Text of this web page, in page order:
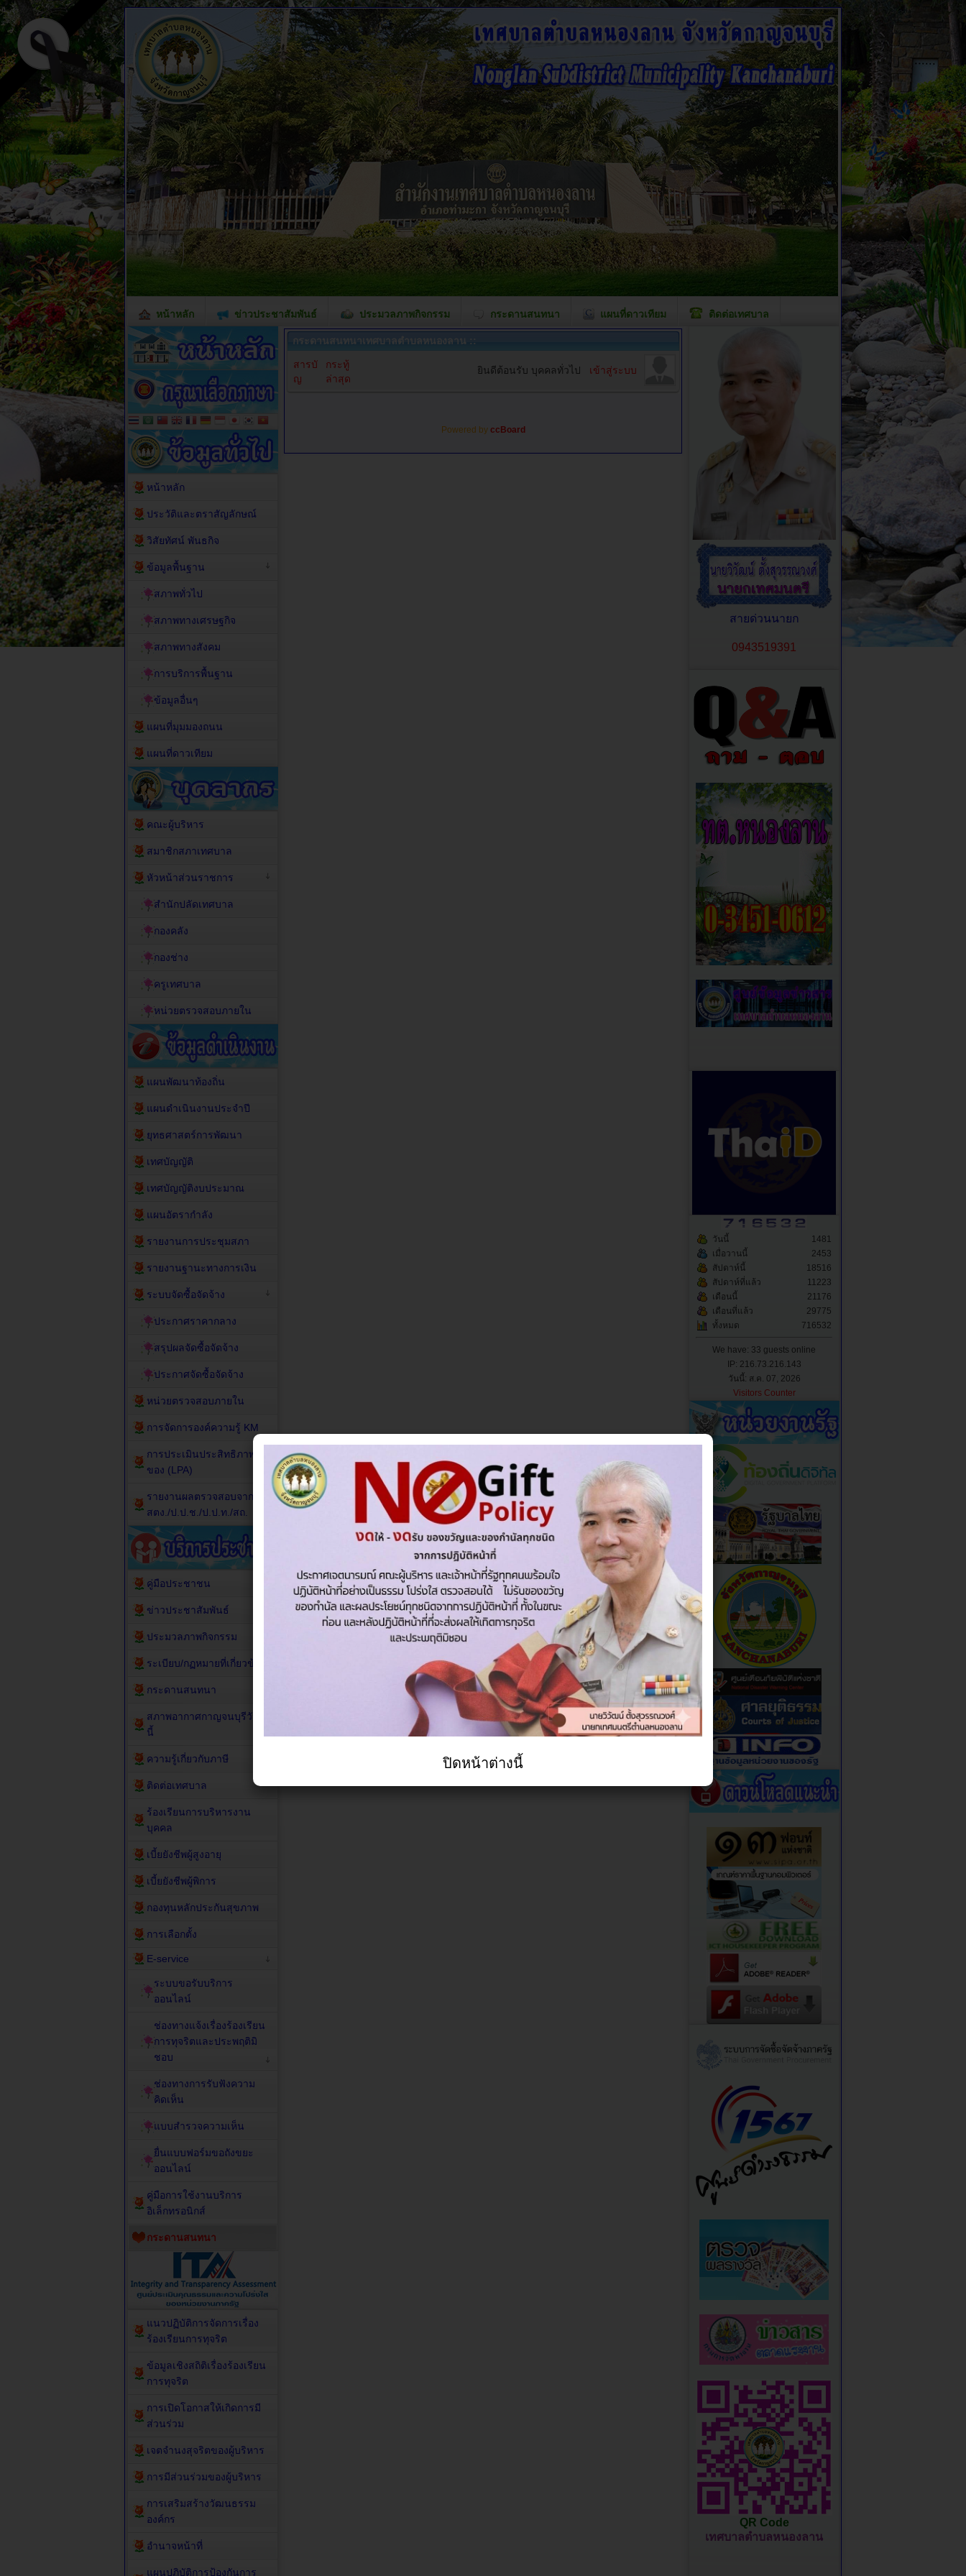
หน้าหลัก ข่าวประชาสัมพันธ์ ประมวลภาพกิจกรรม กระดานสนทนา แผนที่ดาวเทียม ติดต่อเทศบาล
กระดานสนทนาเทศบาลตำบลหนองลาน ::
สารบั
ญ
กระทู้
ล่าสุด
ยินดีต้อนรับ บุคคลทั่วไป เข้าสู่ระบบ
Powered by ccBoard
หน้าหลัก
ประวัติและตราสัญลักษณ์
วิสัยทัศน์ พันธกิจ
ข้อมูลพื้นฐาน
สภาพทั่วไป
สภาพทางเศรษฐกิจ
สภาพทางสังคม
การบริการพื้นฐาน
ข้อมูลอื่นๆ
แผนที่มุมมองถนน
แผนที่ดาวเทียม
คณะผู้บริหาร
สมาชิกสภาเทศบาล
หัวหน้าส่วนราชการ
สำนักปลัดเทศบาล
กองคลัง
กองช่าง
ครูเทศบาล
หน่วยตรวจสอบภายใน
แผนพัฒนาท้องถิ่น
แผนดำเนินงานประจำปี
ยุทธศาสตร์การพัฒนา
เทศบัญญัติ
เทศบัญญัติงบประมาณ
แผนอัตรากำลัง
รายงานการประชุมสภา
รายงานฐานะทางการเงิน
ระบบจัดซื้อจัดจ้าง
ประกาศราคากลาง
สรุปผลจัดซื้อจัดจ้าง
ประกาศจัดซื้อจัดจ้าง
หน่วยตรวจสอบภายใน
การจัดการองค์ความรู้ KM
การประเมินประสิทธิภาพ
ของ (LPA)
รายงานผลตรวจสอบจาก
สตง./ป.ป.ช./ป.ป.ท./สถ.
คู่มือประชาชน
ข่าวประชาสัมพันธ์
ประมวลภาพกิจกรรม
ระเบียบ/กฏหมายที่เกี่ยวข้อง
กระดานสนทนา
สภาพอากาศกาญจนบุรีวัน
นี้
ความรู้เกี่ยวกับภาษี
ติดต่อเทศบาล
ร้องเรียนการบริหารงาน
บุคคล
เบี้ยยังชีพผู้สูงอายุ
เบี้ยยังชีพผู้พิการ
กองทุนหลักประกันสุขภาพ
การเลือกตั้ง
E-service
ระบบขอรับบริการ
ออนไลน์
ช่องทางแจ้งเรื่องร้องเรียน
การทุจริตและประพฤติมิ
ชอบ
ช่องทางการรับฟังความ
คิดเห็น
แบบสำรวจความเห็น
ยื่นแบบฟอร์มขอถังขยะ
ออนไลน์
คู่มือการใช้งานบริการ
อิเล็กทรอนิกส์
กระดานสนทนา
แนวปฏิบัติการจัดการเรื่อง
ร้องเรียนการทุจริต
ข้อมูลเชิงสถิติเรื่องร้องเรียน
การทุจริต
การเปิดโอกาสให้เกิดการมี
ส่วนร่วม
เจตจำนงสุจริตของผู้บริหาร
การมีส่วนร่วมของผู้บริหาร
การเสริมสร้างวัฒนธรรม
องค์กร
อำนาจหน้าที่
แผนปฏิบัติการป้องกันการ
สายด่วนนายก
0943519391
วันนี้
1481
เมื่อวานนี้
2453
สัปดาห์นี้
18516
สัปดาห์ที่แล้ว
11223
เดือนนี้
21176
เดือนที่แล้ว
29775
ทั้งหมด
716532
We have: 33 guests online
IP: 216.73.216.143
วันนี้: ส.ค. 07, 2026
Visitors Counter
QR Code
เทศบาลตำบลหนองลาน
ปิดหน้าต่างนี้